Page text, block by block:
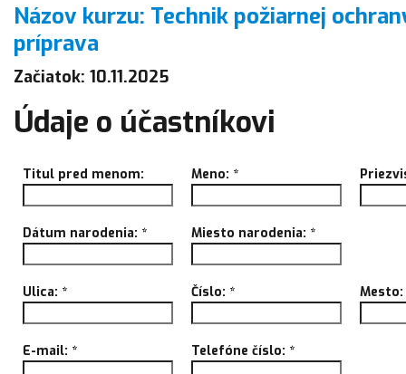
Názov kurzu: Technik požiarnej
príprava
Začiatok: 10.11.2025
Údaje o účastníkovi
Titul pred menom: Meno: *
Dátum narodenia: * Miesto narodenia: *
Ulica: * Číslo: * Mesto:
E-mail: * Telefóne číslo: *